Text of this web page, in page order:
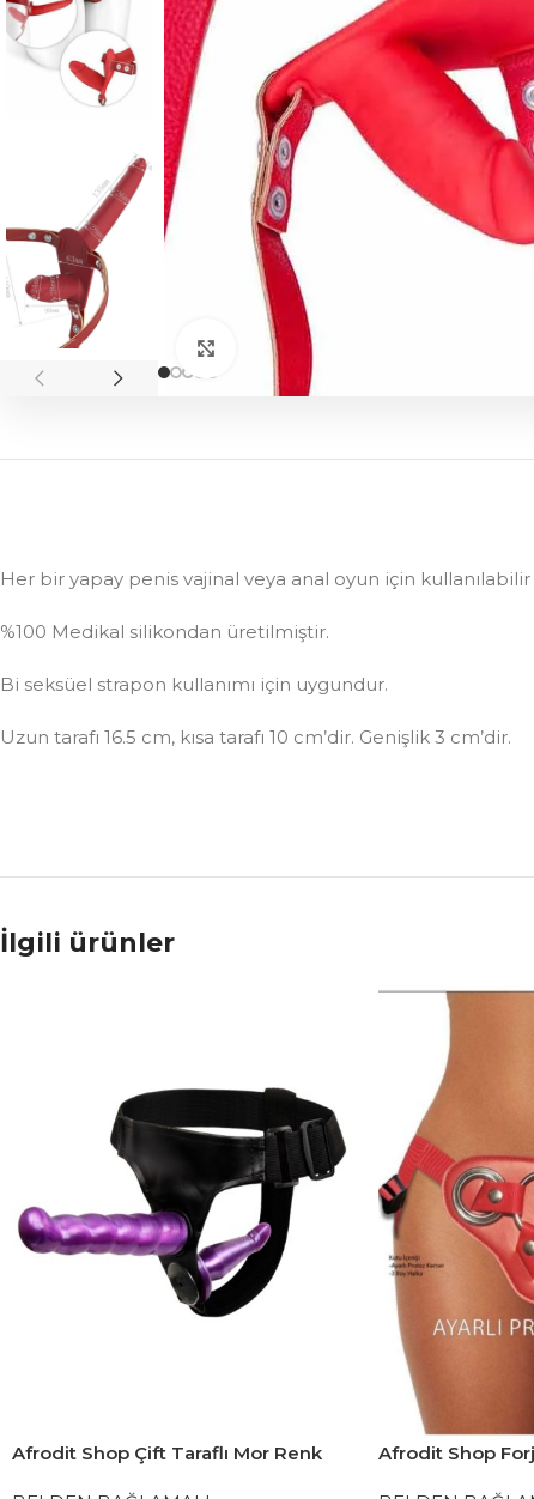
Click to enlarge
Her bir yapay penis vajinal veya anal oyun için
%100 Medikal silikondan üretilmiştir.
Bi seksüel strapon kullanımı için uygundur.
Uzun tarafı 16.5 cm, kısa tarafı 10 cm’dir. Genişlik 3 cm’dir.
İlgili ürünler
Afrodit Shop Çift Taraflı Mor Renk
Afrodit Shop